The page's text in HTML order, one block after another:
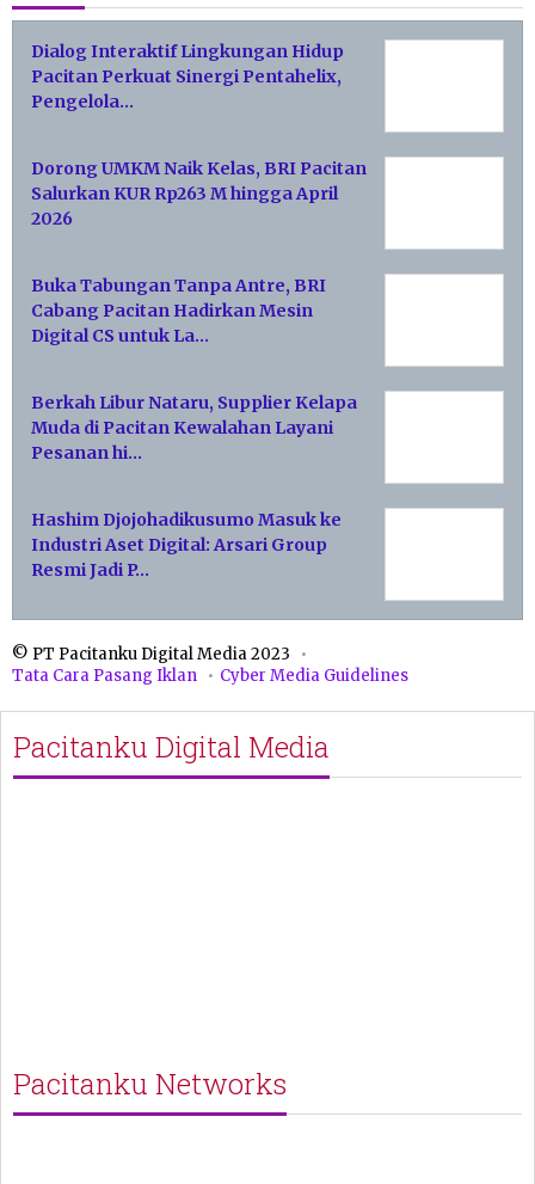
Dialog Interaktif Lingkungan Hidup
Pacitan Perkuat Sinergi Pentahelix,
Pengelola…
Dorong UMKM Naik Kelas, BRI Pacitan
Salurkan KUR Rp263 M hingga April
2026
Buka Tabungan Tanpa Antre, BRI
Cabang Pacitan Hadirkan Mesin
Digital CS untuk La…
Berkah Libur Nataru, Supplier Kelapa
Muda di Pacitan Kewalahan Layani
Pesanan hi…
Hashim Djojohadikusumo Masuk ke
Industri Aset Digital: Arsari Group
Resmi Jadi P…
© PT Pacitanku Digital Media 2023
Tata Cara Pasang Iklan
Cyber Media Guidelines
Pacitanku Digital Media
Pacitanku Networks